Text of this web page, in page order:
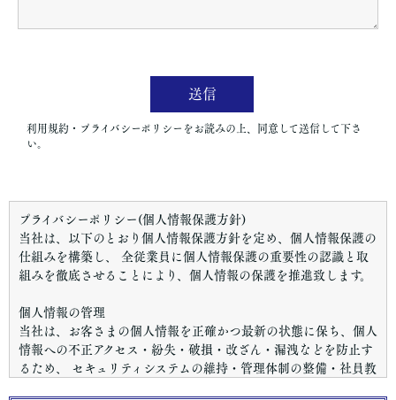
プライバシーポリシー(個人情報保護方針)
当社は、以下のとおり個人情報保護方針を定め、個人情報保護の
仕組みを構築し、 全従業員に個人情報保護の重要性の認識と取
組みを徹底させることにより、個人情報の保護を推進致します。
個人情報の管理
当社は、お客さまの個人情報を正確かつ最新の状態に保ち、個人
情報への不正アクセス・紛失・破損・改ざん・漏洩などを防止す
るため、 セキュリティシステムの維持・管理体制の整備・社員教